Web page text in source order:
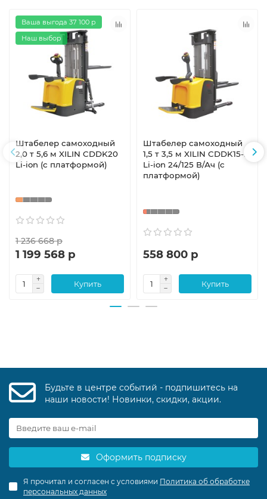
Ваша выгода 37 100 р
Наш выбор
Штабелер самоходный
2,0 т 5,6 м XILIN CDDK20
Li-ion (с платформой)
1 236 668 р
1 199 568 р
Купить
Штабелер самоходный
1,5 т 3,5 м XILIN CDDK15-III
Li-ion 24/125 В/Ач (с
платформой)
558 800 р
Купить
Будьте в центре событий - подпишитесь на
наши новости! Новинки, скидки, акции.
Оформить подписку
Я прочитал и согласен с условиями Политика об обработке
персональных данных